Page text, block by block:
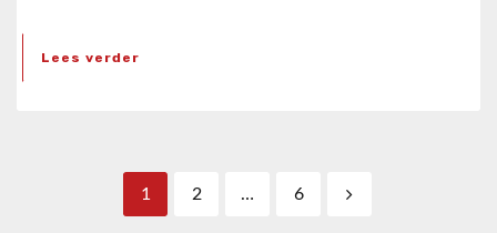
Lees verder
Berichten paginering
1 2 … 6